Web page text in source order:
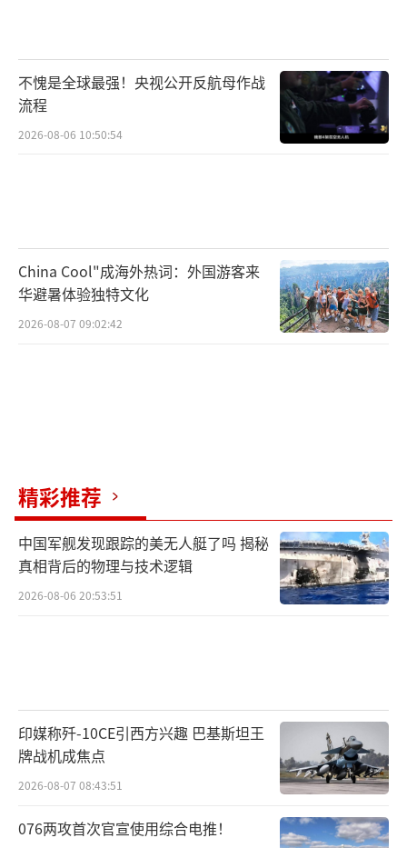
不愧是全球最强！央视公开反航母作战
流程
2026-08-06 10:50:54
China Cool"成海外热词：外国游客来
华避暑体验独特文化
2026-08-07 09:02:42
精彩推荐
中国军舰发现跟踪的美无人艇了吗 揭秘
真相背后的物理与技术逻辑
2026-08-06 20:53:51
印媒称歼-10CE引西方兴趣 巴基斯坦王
牌战机成焦点
2026-08-07 08:43:51
076两攻首次官宣使用综合电推！